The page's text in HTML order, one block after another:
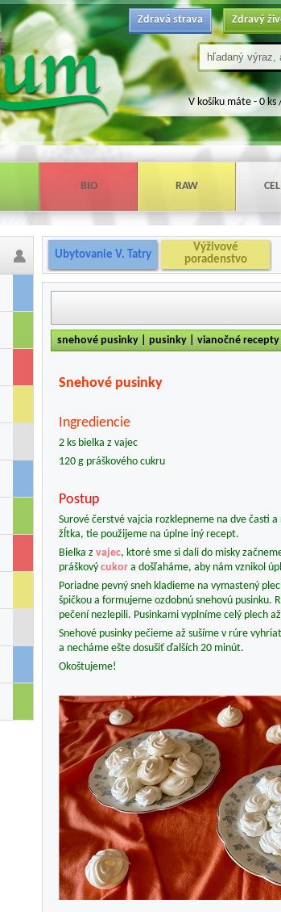
Zdravá strava Zdravý
V košíku máte - 0 ks
BIO RAW
Ubytovanie V. Tatry
Výživové
poradenstvo
snehové pusinky | pusinky | vianočné
Snehové pusinky
Ingrediencie
2 ks bielka z vajec
120 g práškového cukru
Postup
Surové čerstvé vajcia rozklepneme na dve časti
žĺtka, tie použijeme na úplne iný recept.
Bielka z vajec, ktoré sme si dali do misky
práškový cukor a došľaháme, aby nám vznikol
Poriadne pevný sneh kladieme na vymastený
špičkou a formujeme ozdobnú snehovú pusinku.
pečení nezlepili. Pusinkami vyplníme celý plech
Snehové pusinky pečieme až sušíme v rúre
a necháme ešte dosušiť ďalších 20 minút.
Okoštujeme!